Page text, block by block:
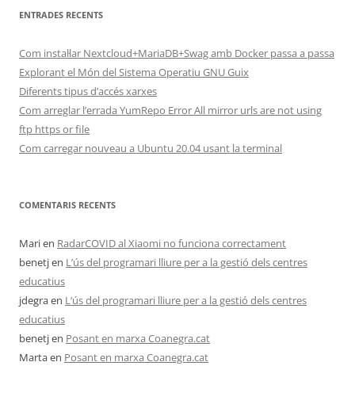
ENTRADES RECENTS
Com instal·lar Nextcloud+MariaDB+Swag amb Docker passa a passa
Explorant el Món del Sistema Operatiu GNU Guix
Diferents tipus d’accés xarxes
Com arreglar l’errada YumRepo Error All mirror urls are not using
ftp https or file
Com carregar nouveau a Ubuntu 20.04 usant la terminal
COMENTARIS RECENTS
Marien RadarCOVID al Xiaomi no funciona correctament
benetjen L’ús del programari lliure per a la gestió dels centres
educatius
jdegraen L’ús del programari lliure per a la gestió dels centres
educatius
benetjen Posant en marxa Coanegra.cat
Martaen Posant en marxa Coanegra.cat